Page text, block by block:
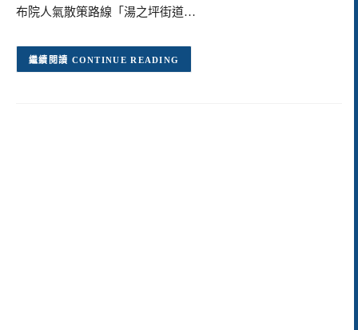
布院人氣散策路線「湯之坪街道…
CONTINUE READING